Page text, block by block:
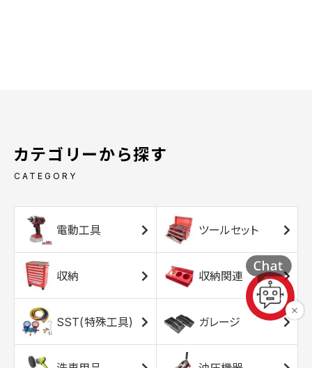
カテゴリーから探す
CATEGORY
電動工具 ツールセット
収納 収納関連
SST(特殊工具) ガレージ